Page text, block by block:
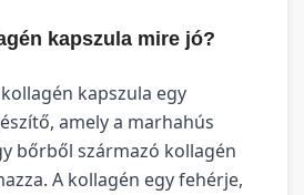
kapszula mire jó?
kapszula egy
amely a marhahús
bőrből származó kollagén
A kollagén egy fehérje,